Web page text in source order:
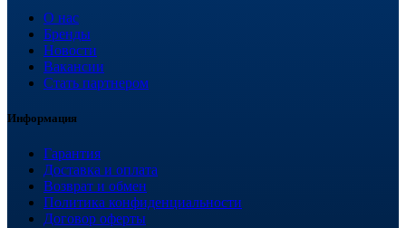
О нас
Бренды
Новости
Вакансии
Стать партнером
Информация
Гарантия
Доставка и оплата
Возврат и обмен
Политика конфиденциальности
Договор оферты